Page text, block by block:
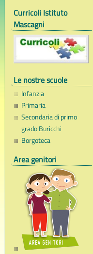
Curricoli Istituto
Mascagni
Le nostre scuole
Infanzia
Primaria
Secondaria di primo
grado Buricchi
Borgoteca
Area genitori